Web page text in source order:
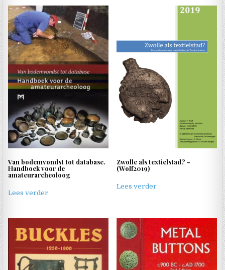
Van bodemvondst tot database.
Handboek voor de
amateurarcheoloog
Lees verder
Zwolle als textielstad? –
(Wolf2019)
Lees verder